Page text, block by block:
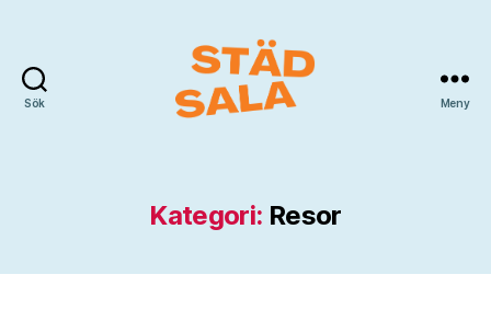
Sök Meny
Kategori: Resor